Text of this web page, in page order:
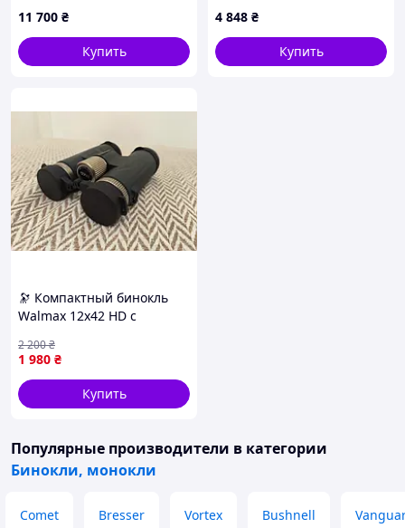
11 700 ₴
Купить
4 848 ₴
Купить
🔭 Компактный бинокль
Walmax 12x42 HD с
1 980 ₴
2 200₴
Купить
Популярные производители в категории
Бинокли, монокли
Comet Bresser Vortex Bushnell